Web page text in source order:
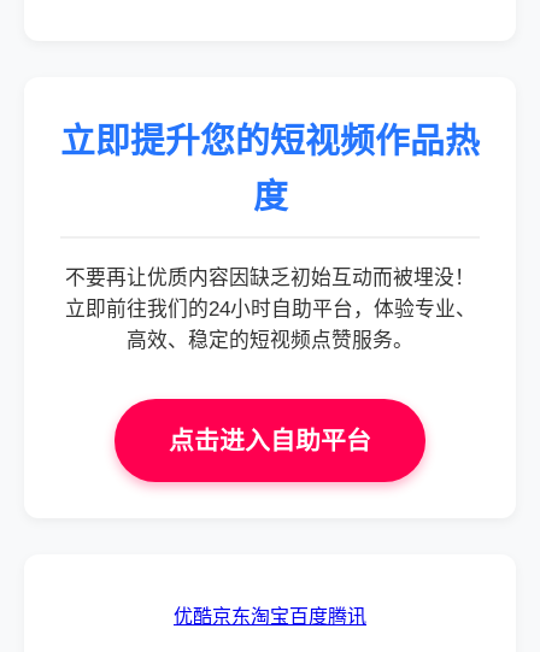
立即提升您的短视频作品热
度
不要再让优质内容因缺乏初始互动而被埋没！
立即前往我们的24小时自助平台，体验专业、
高效、稳定的短视频点赞服务。
点击进入自助平台
优酷京东淘宝百度腾讯